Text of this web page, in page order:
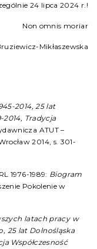
24 lipca 2024 r.!
Non omnis moriar
Mikłaszewska
2014, 25 lat
2014, Tradycja
ATUT –
2014, s. 301-
1976-1989: Biogram
Pokolenie w
latach pracy w
25 lat Dolnośląska
Współczesność